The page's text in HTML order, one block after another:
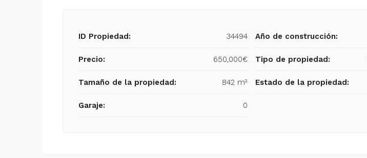
ID Propiedad: 34494
Precio: 650,000€
Tamaño de la propiedad: 842 m²
Garaje: 0
Año de construcción:
Tipo de propiedad:
Estado de la propiedad: